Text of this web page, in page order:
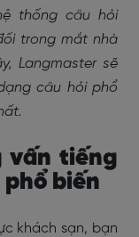
thống câu hỏi
trong mắt nhà
Langmaster sẽ
câu hỏi phổ
vấn tiếng
biến
khách sạn, bạn